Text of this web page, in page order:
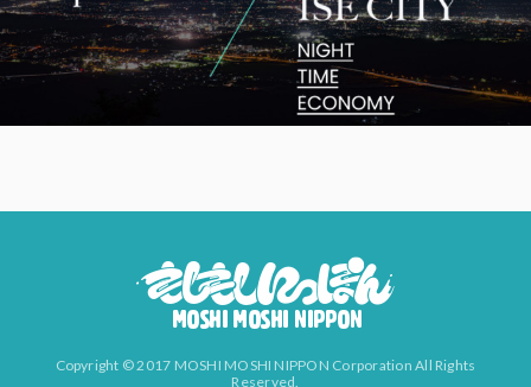
Copyright © 2017 MOSHI MOSHI NIPPON Corporation All Rights
Reserved.